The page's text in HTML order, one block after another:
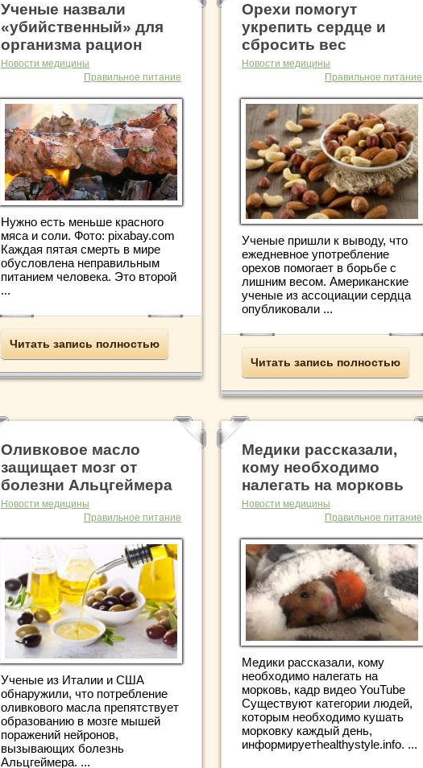
Ученые назвали
«убийственный» для
организма рацион
Новости медицины
Правильное питание
Нужно есть меньше красного
мяса и соли. Фото: pixabay.com
Каждая пятая смерть в мире
обусловлена неправильным
питанием человека. Это второй
...
Читать запись полностью
Орехи помогут
укрепить сердце и
сбросить вес
Новости медицины
Правильное питание
Ученые пришли к выводу, что
ежедневное употребление
орехов помогает в борьбе с
лишним весом. Американские
ученые из ассоциации сердца
опубликовали ...
Читать запись полностью
Оливковое масло
защищает мозг от
болезни Альцгеймера
Новости медицины
Правильное питание
Ученые из Италии и США
обнаружили, что потребление
оливкового масла препятствует
образованию в мозге мышей
поражений нейронов,
вызывающих болезнь
Альцгеймера. ...
Медики рассказали,
кому необходимо
налегать на морковь
Новости медицины
Правильное питание
Медики рассказали, кому
необходимо налегать на
морковь, кадр видео YouTube
Существуют категории людей,
которым необходимо кушать
морковку каждый день,
информируетhealthystyle.info. ...